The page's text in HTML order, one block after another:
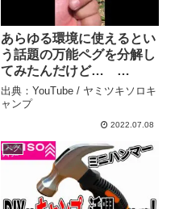
あらゆる環境に使えるとい
う話題の万能ペグを分解し
てみたんだけど…
#shorts – ヤミツキソロキ
ャンプ
出典：YouTube / ヤミツキソロキ
ャンプ
2022.07.08
ペグ